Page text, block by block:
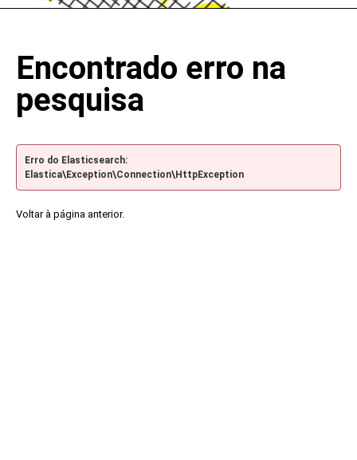
Encontrado erro na
pesquisa
Erro do Elasticsearch:
Elastica\Exception\Connection\HttpException
Voltar à página anterior.